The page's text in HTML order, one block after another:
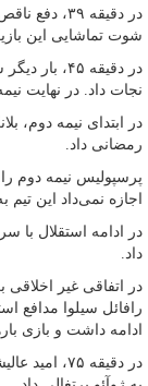
در دقیقه
شوت تماشایی این
در دقیقه
نجات داد. در نهایت
در ابتدای نیمه دوم،
رمضانی داد.
پرسپولیس نیمه دوم
اجازه نمی‌داد این
در ادامه استقلال با
داد.
در اتفاقی غیر
رافائل سیلوا مدافع
ادامه داشت و بازی
در دقیقه